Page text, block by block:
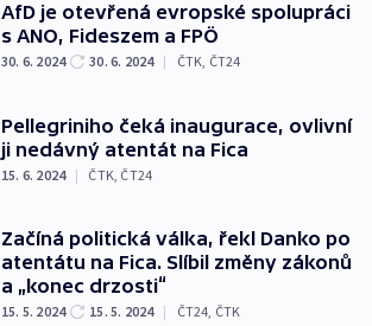
AfD je otevřená evropské spolupráci
s ANO, Fideszem a FPÖ
30. 6. 2024 30. 6. 2024 | ČTK, ČT24
Pellegriniho čeká inaugurace, ovlivní
ji nedávný atentát na Fica
15. 6. 2024 | ČTK ČT24
Začíná politická válka, řekl Danko po
atentátu na Fica. Slíbil změny zákonů
a „konec drzosti“
15. 5. 2024 15. 5. 2024 | ČT24, ČTK